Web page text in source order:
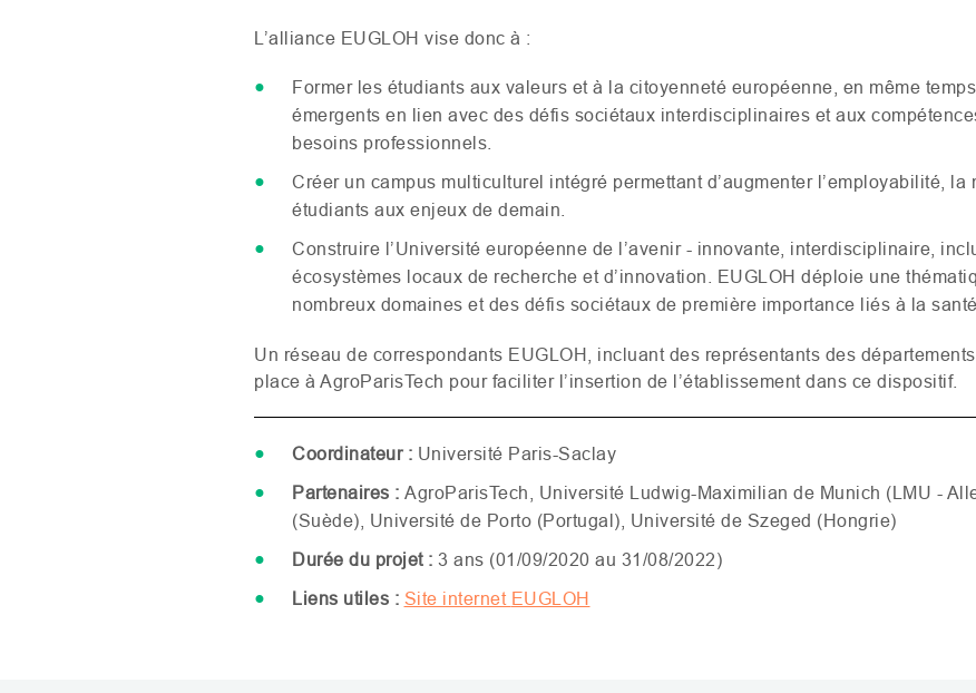
L’alliance EUGLOH vise donc à :
Former les étudiants aux valeurs et à la citoyenneté européenne, en même
émergents en lien avec des défis sociétaux interdisciplinaires et aux
besoins professionnels.
Créer un campus multiculturel intégré permettant d’augmenter l’employabilité, la
étudiants aux enjeux de demain.
Construire l’Université européenne de l’avenir - innovante, interdisciplinaire,
écosystèmes locaux de recherche et d’innovation. EUGLOH déploie une
nombreux domaines et des défis sociétaux de première importance liés à la
Un réseau de correspondants EUGLOH , incluant des représentants des
place à AgroParisTech pour faciliter l’insertion de l’établissement dans ce dispositif.
Coordinateur : Université Paris-Saclay
Partenaires : AgroParisTech, Université Ludwig-Maximilian de Munich (LMU -
(Suède), Université de Porto (Portugal), Université de Szeged (Hongrie)
Durée du projet : 3 ans (01/09/2020 au 31/08/2022)
Liens utiles : Site internet EUGLOH